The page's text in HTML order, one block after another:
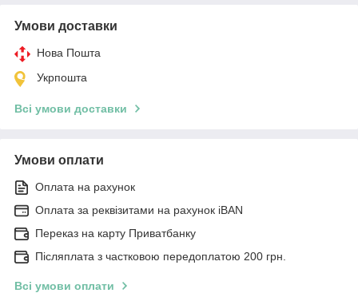
Умови доставки
Нова Пошта
Укрпошта
Всі умови доставки
Умови оплати
Оплата на рахунок
Оплата за реквізитами на рахунок iBAN
Переказ на карту Приватбанку
Післяплата з частковою передоплатою 200 грн.
Всі умови оплати